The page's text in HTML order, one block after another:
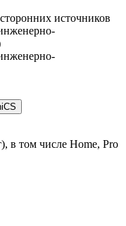
источников
в том числе Home, Pro